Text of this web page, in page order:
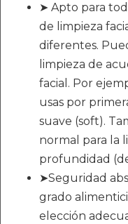
➤ Apto para
de limpieza
diferentes.
limpieza de
facial. Por
usas por
suave (soft).
normal para la
profundidad
➤Seguridad
grado
elección